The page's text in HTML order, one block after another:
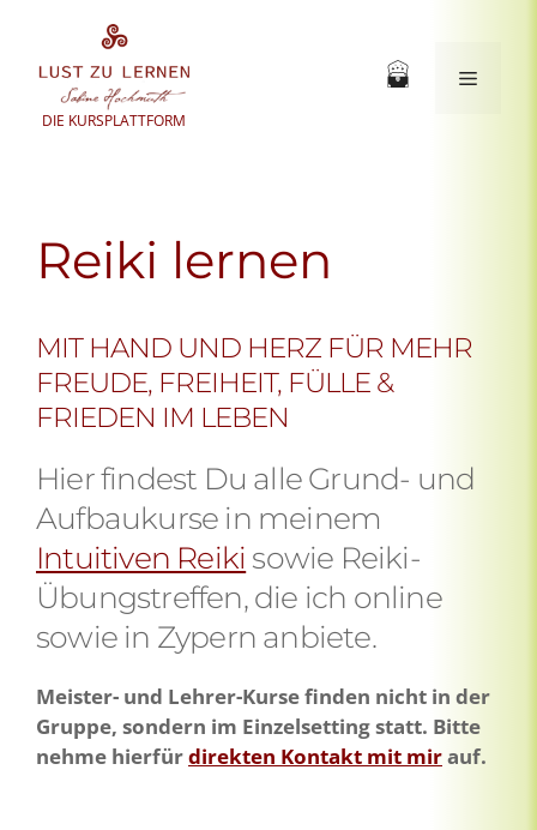
springen
DIE KURSPLATTFORM
Menü
Reiki lernen
MIT HAND UND HERZ FÜR MEHR
FREUDE, FREIHEIT, FÜLLE &
FRIEDEN IM LEBEN
Hier findest Du alle Grund- und
Aufbaukurse in meinem
Intuitiven Reiki sowie Reiki-
Übungstreffen, die ich online
sowie in Zypern anbiete.
Meister- und Lehrer-Kurse finden nicht in der
Gruppe, sondern im Einzelsetting statt. Bitte
nehme hierfürdirekten Kontakt mit mirauf.